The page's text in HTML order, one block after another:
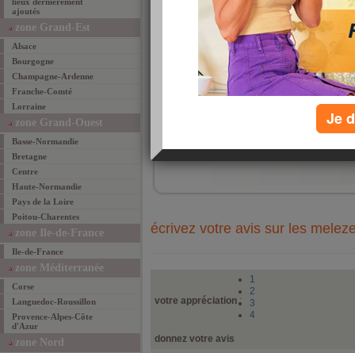
ajoutés
zone Grand-Est
Alsace
Bourgogne
Champagne-Ardenne
Franche-Comté
Lorraine
zone Grand-Ouest
Basse-Normandie
Bretagne
Centre
Haute-Normandie
Pays de la Loire
Poitou-Charentes
zone Ile-de-France
Ile-de-France
zone Méditerranée
Corse
Languedoc-Roussillon
Provence-Alpes-Côte
d'Azur
zone Nord
avec
on
en
que
a
tous
ajouter un lieu
écrivez votre avis sur les
votre appréciation:
1
2
3
4
donnez votre avis
Je